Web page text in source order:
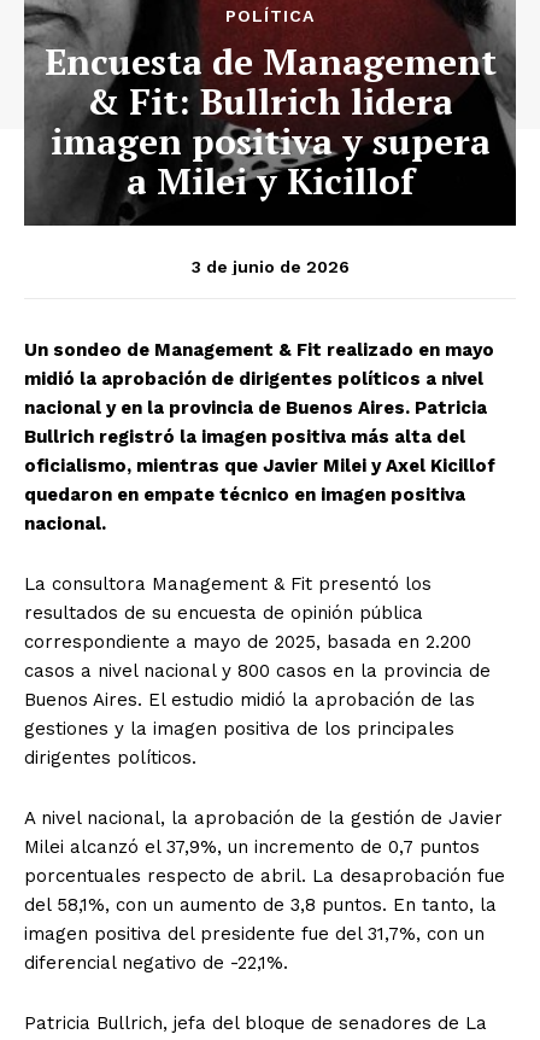
POLÍTICA
Encuesta de Management
& Fit: Bullrich lidera
imagen positiva y supera
a Milei y Kicillof
3 de junio de 2026
Un sondeo de Management & Fit realizado en mayo
midió la aprobación de dirigentes políticos a nivel
nacional y en la provincia de Buenos Aires. Patricia
Bullrich registró la imagen positiva más alta del
oficialismo, mientras que Javier Milei y Axel Kicillof
quedaron en empate técnico en imagen positiva
nacional.
La consultora Management & Fit presentó los
resultados de su encuesta de opinión pública
correspondiente a mayo de 2025, basada en 2.200
casos a nivel nacional y 800 casos en la provincia de
Buenos Aires. El estudio midió la aprobación de las
gestiones y la imagen positiva de los principales
dirigentes políticos.
A nivel nacional, la aprobación de la gestión de Javier
Milei alcanzó el 37,9%, un incremento de 0,7 puntos
porcentuales respecto de abril. La desaprobación fue
del 58,1%, con un aumento de 3,8 puntos. En tanto, la
imagen positiva del presidente fue del 31,7%, con un
diferencial negativo de -22,1%.
Patricia Bullrich, jefa del bloque de senadores de La